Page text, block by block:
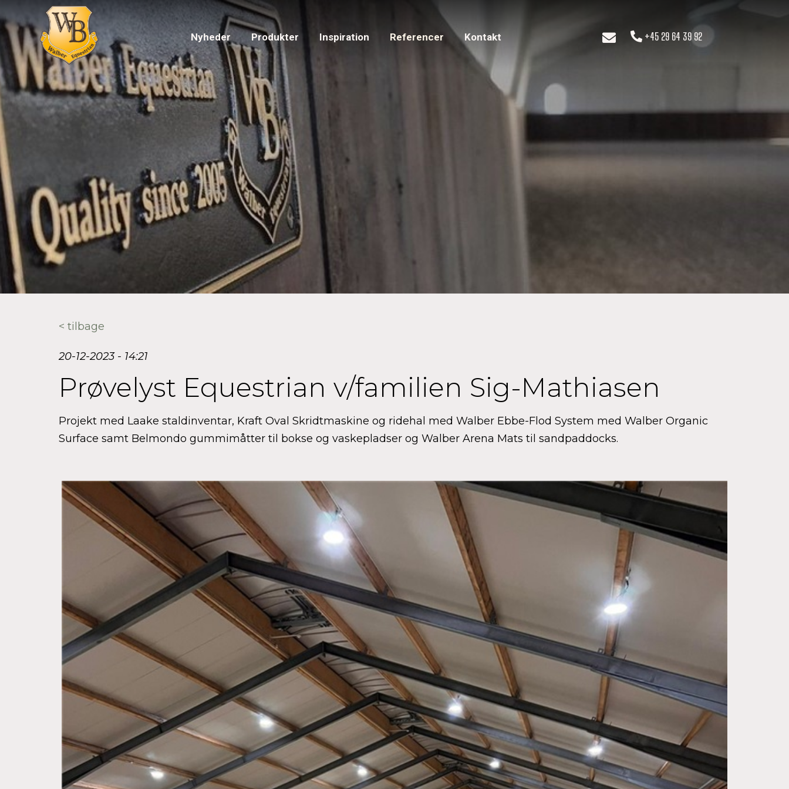
Nyheder Produkter Inspiration Referencer Kontakt +45 29 64 39 92
< tilbage
20-12-2023 - 14:21
Prøvelyst Equestrian v/familien Sig-Mathiasen
Projekt med Laake staldinventar, Kraft Oval Skridtmaskine og ridehal med Walber Ebbe-Flod System med Walber Organic
Surface samt Belmondo gummimåtter til bokse og vaskepladser og Walber Arena Mats til sandpaddocks.